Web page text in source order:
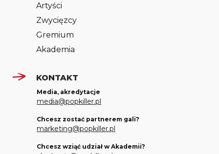
Artyści
Zwycięzcy
Gremium
Akademia
KONTAKT
Media, akredytacje
media@popkiller.pl
Chcesz zostać partnerem gali?
marketing@popkiller.pl
Chcesz wziąć udział w Akademii?